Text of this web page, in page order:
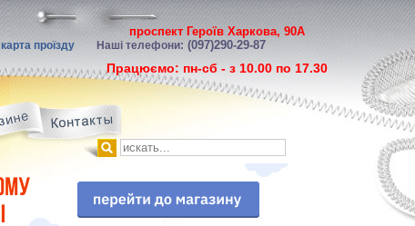
проспект Героїв Харкова, 90А
карта проїздуНаші телефони: (097)290-29-87
Працюємо: пн-сб - з 10.00 по 17.30